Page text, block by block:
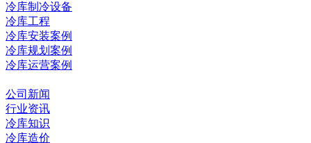
冷库制冷设备
冷库工程
冷库安装案例
冷库规划案例
冷库运营案例
公司新闻
行业资讯
冷库知识
冷库造价